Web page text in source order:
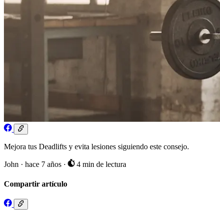
Mejora tus Deadlifts y evita lesiones siguiendo este consejo.
John · hace 7 años · 4 min de lectura
Compartir artículo